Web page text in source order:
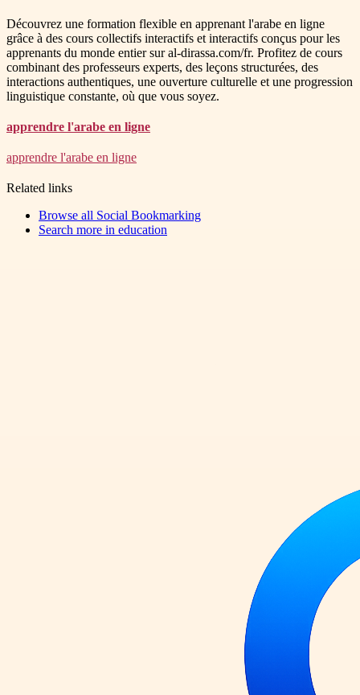
Découvrez une formation flexible en apprenant l'arabe en ligne
grâce à des cours collectifs interactifs et interactifs conçus pour les
apprenants du monde entier sur al-dirassa.com/fr. Profitez de cours
combinant des professeurs experts, des leçons structurées, des
interactions authentiques, une ouverture culturelle et une progression
linguistique constante, où que vous soyez.
apprendre l'arabe en ligne
apprendre l'arabe en ligne
Related links
Browse all Social Bookmarking
Search more in education